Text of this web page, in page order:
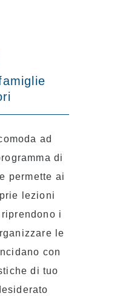
ad
di
permette ai
lezioni
i
le
con
di tuo